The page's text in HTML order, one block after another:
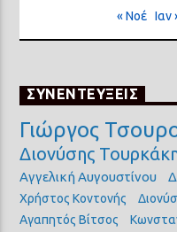
« Νοέ Ιαν
ΣΥΝΕΝΤΕΥΞΕΙΣ
Γιώργος
Διονύσης
Αγγελική Αυγουστίνου
Χρήστος Κοντονής
Αγαπητός Βίτσος